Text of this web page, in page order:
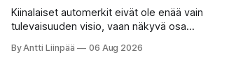
Kiinalaiset automerkit eivät ole enää vain
tulevaisuuden visio, vaan näkyvä osa
merkit hallitsevat markkinaa, mitkä
By Antti Liinpää 06 Aug 2026